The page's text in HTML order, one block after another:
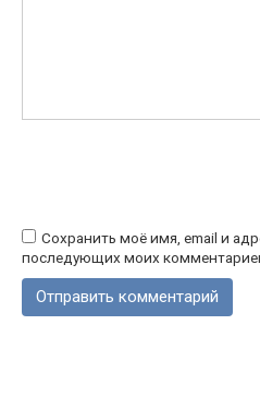
Сохранить моё имя, email и
последующих моих